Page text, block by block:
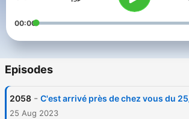
00:00
Episodes
2058 - C'est arrivé près de chez vous du
25 Aug 2023